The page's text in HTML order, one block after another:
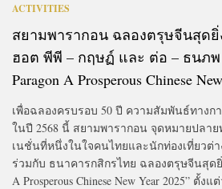
ACTIVITIES
สยามพารากอน ฉลองตรุษจีนสุด
ฮอต พีพี – กฤษฏ์ และ ต่อ – ธนภพ
Paragon A Prosperous Chinese
เพื่อฉลองครบรอบ 50 ปี ความสัมพันธ์ทางก
ในปี 2568 นี้ สยามพารากอน จุดหมายปลา
เนชั่นที่หนึ่งในใจคนไทยและนักท่องเที่ยวต่
ร่วมกับ ธนาคารกสิกรไทย ฉลองตรุษจีนสุดยิ่
A Prosperous Chinese New Year 2025” ตั้